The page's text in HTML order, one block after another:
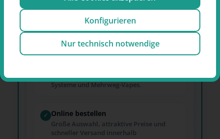
✓ Mit oder ohne Nikotin
Je nach Produkt in mehreren
Nikotinstärken sowie als nikotinfreie
Passend für klassische E-Zigaretten, Pod-
Systeme und Mehrweg-Vapes.
✓ Online bestellen
Große Auswahl, attraktive Preise und
schneller Versand innerhalb
Konfigurieren
Nur technisch notwendige